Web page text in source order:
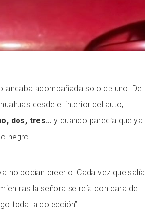
andaba acompañada solo de uno. De
desde el interior del auto,
dos, tres…y cuando parecía que ya
negro.
no podían creerlo. Cada vez que salía
la señora se reía con cara de
toda la colección”.